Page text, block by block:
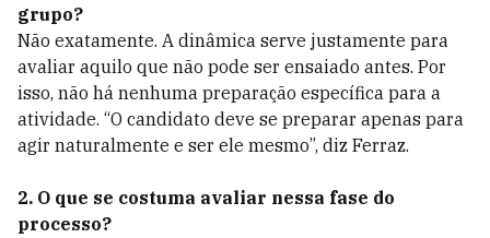
grupo?
Não exatamente. A dinâmica serve justamente para
avaliar aquilo que não pode ser ensaiado antes. Por
isso, não há nenhuma preparação específica para a
atividade. “O candidato deve se preparar apenas para
agir naturalmente e ser ele mesmo”, diz Ferraz.
2. O que se costuma avaliar nessa fase do
processo?